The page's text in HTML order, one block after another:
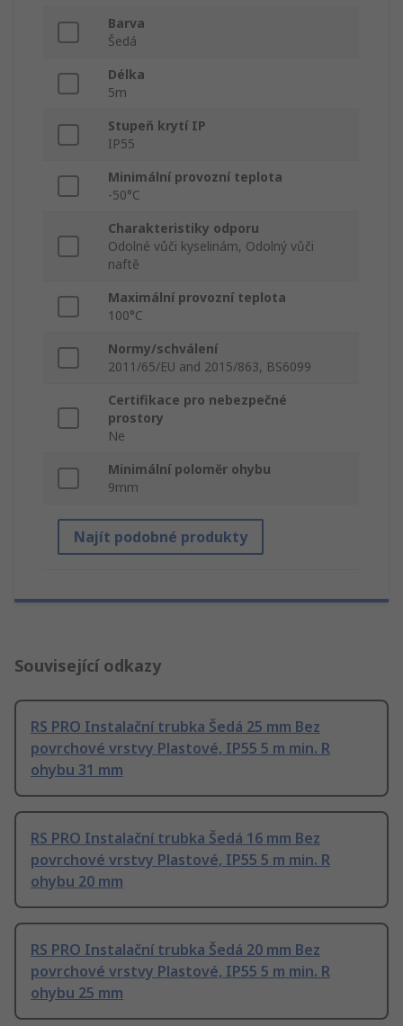
Barva
Šedá
Délka
5m
Stupeň krytí IP
IP55
Minimální provozní teplota
-50°C
Charakteristiky odporu
Odolné vůči kyselinám, Odolný vůči
naftě
Maximální provozní teplota
100°C
Normy/schválení
2011/65/EU and 2015/863, BS6099
Certifikace pro nebezpečné
prostory
Ne
Minimální poloměr ohybu
9mm
Najít podobné produkty
Související odkazy
RS PRO Instalační trubka Šedá 25 mm Bez
povrchové vrstvy Plastové, IP55 5 m min. R
ohybu 31 mm
RS PRO Instalační trubka Šedá 16 mm Bez
povrchové vrstvy Plastové, IP55 5 m min. R
ohybu 20 mm
RS PRO Instalační trubka Šedá 20 mm Bez
povrchové vrstvy Plastové, IP55 5 m min. R
ohybu 25 mm